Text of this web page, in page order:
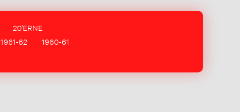
20'ERNE
1961-62
1960-61